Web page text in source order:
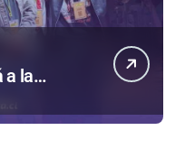
a la